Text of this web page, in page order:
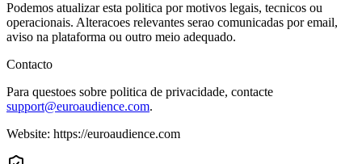
Podemos atualizar esta politica por motivos legais, tecnicos ou
operacionais. Alteracoes relevantes serao comunicadas por email,
aviso na plataforma ou outro meio adequado.
Contacto
Para questoes sobre politica de privacidade, contacte
support@euroaudience.com.
Website: https://euroaudience.com